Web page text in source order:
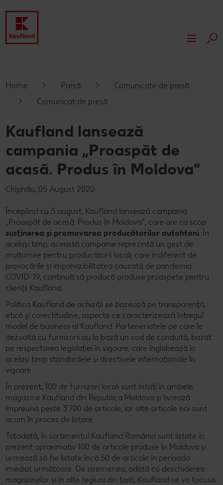
Valori
Istoric
Rapoarte financiare
Branduri proprii Kaufland
Responsabilitate
Presă
Dezvoltare
Servicii
Card cadou
Publicitate
Home Presă
Comunicate de presă
Comunicat de presă
Kaufland lansează
campania „Proaspăt de
acasă. Produs în Moldova”
Chișinău, 05 August 2020
Începând cu 5 august, Kaufland lansează campania
„Proaspăt de acasă. Produs în Moldova”, care are ca scop
susținerea și promovarea producătorilor autohtoni . În
același timp, această campanie reprezintă un gest de
mulțumire pentru producătorii locali, care indiferent de
provocările și imprevizibilitatea cauzată de pandemia
COVID-19, continuă să producă produse proaspete pentru
clienții Kaufland.
Politica Kaufland de achiziții se bazează pe transparență,
etică și corectitudine, aspecte ce caracterizează întregul
model de business al Kaufland. Parteneriatele pe care le
dezvoltă cu furnizorii au la bază un cod de conduită, bazat
pe respectarea legislației în vigoare, care înglobează în
același timp standardele și directivele internaționale în
vigoare.
În prezent, 100 de furnizori locali sunt listați în ambele
magazine Kaufland din Republica Moldova și livrează
împreună peste 3.700 de articole, iar alte articole noi sunt
acum în proces de listare.
Totodată, în sortimentul Kaufland România sunt listate în
prezent aproximativ 100 de articole produse în Moldova și
urmează să fie listate încă 50 de articole în perioada
imediat următoare. De asemenea, odată cu deschiderea
magazinelor și în alte regiuni din țară, Kaufland se va focusa